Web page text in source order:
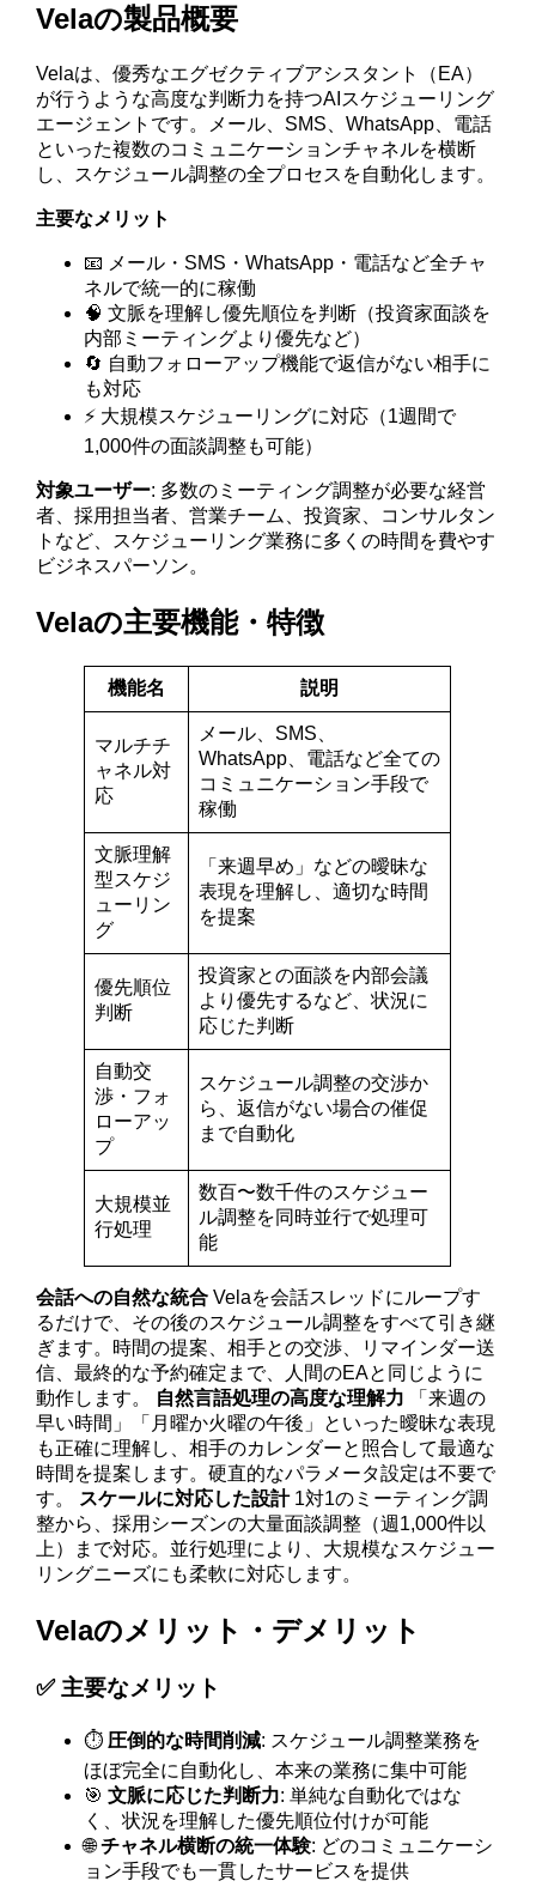
Velaの製品概要
Velaは、優秀なエグゼクティブアシスタント（EA）
が行うような高度な判断力を持つAIスケジューリング
エージェントです。メール、SMS、WhatsApp、電話
といった複数のコミュニケーションチャネルを横断
し、スケジュール調整の全プロセスを自動化します。
主要なメリット
📧 メール・SMS・WhatsApp・電話など全チャ
ネルで統一的に稼働
🧠 文脈を理解し優先順位を判断（投資家面談を
内部ミーティングより優先など）
🔄 自動フォローアップ機能で返信がない相手に
も対応
⚡ 大規模スケジューリングに対応（1週間で
1,000件の面談調整も可能）
対象ユーザー: 多数のミーティング調整が必要な経営
者、採用担当者、営業チーム、投資家、コンサルタン
トなど、スケジューリング業務に多くの時間を費やす
ビジネスパーソン。
Velaの主要機能・特徴
機能名 説明
マルチチ
ャネル対
応
メール、SMS、
WhatsApp、電話など全ての
コミュニケーション手段で
稼働
文脈理解
型スケジ
ューリン
グ
「来週早め」などの曖昧な
表現を理解し、適切な時間
を提案
優先順位
判断
投資家との面談を内部会議
より優先するなど、状況に
応じた判断
自動交
渉・フォ
ローアッ
プ
スケジュール調整の交渉か
ら、返信がない場合の催促
まで自動化
大規模並
行処理
数百〜数千件のスケジュー
ル調整を同時並行で処理可
能
会話への自然な統合 Velaを会話スレッドにループす
るだけで、その後のスケジュール調整をすべて引き継
ぎます。時間の提案、相手との交渉、リマインダー送
信、最終的な予約確定まで、人間のEAと同じように
動作します。 自然言語処理の高度な理解力 「来週の
早い時間」「月曜か火曜の午後」といった曖昧な表現
も正確に理解し、相手のカレンダーと照合して最適な
時間を提案します。硬直的なパラメータ設定は不要で
す。 スケールに対応した設計1対1のミーティング調
整から、採用シーズンの大量面談調整（週1,000件以
上）まで対応。並行処理により、大規模なスケジュー
リングニーズにも柔軟に対応します。
Velaのメリット・デメリット
✅ 主要なメリット
⏱️ 圧倒的な時間削減: スケジュール調整業務を
ほぼ完全に自動化し、本来の業務に集中可能
🎯文脈に応じた判断力: 単純な自動化ではな
く、状況を理解した優先順位付けが可能
🌐チャネル横断の統一体験: どのコミュニケーシ
ョン手段でも一貫したサービスを提供